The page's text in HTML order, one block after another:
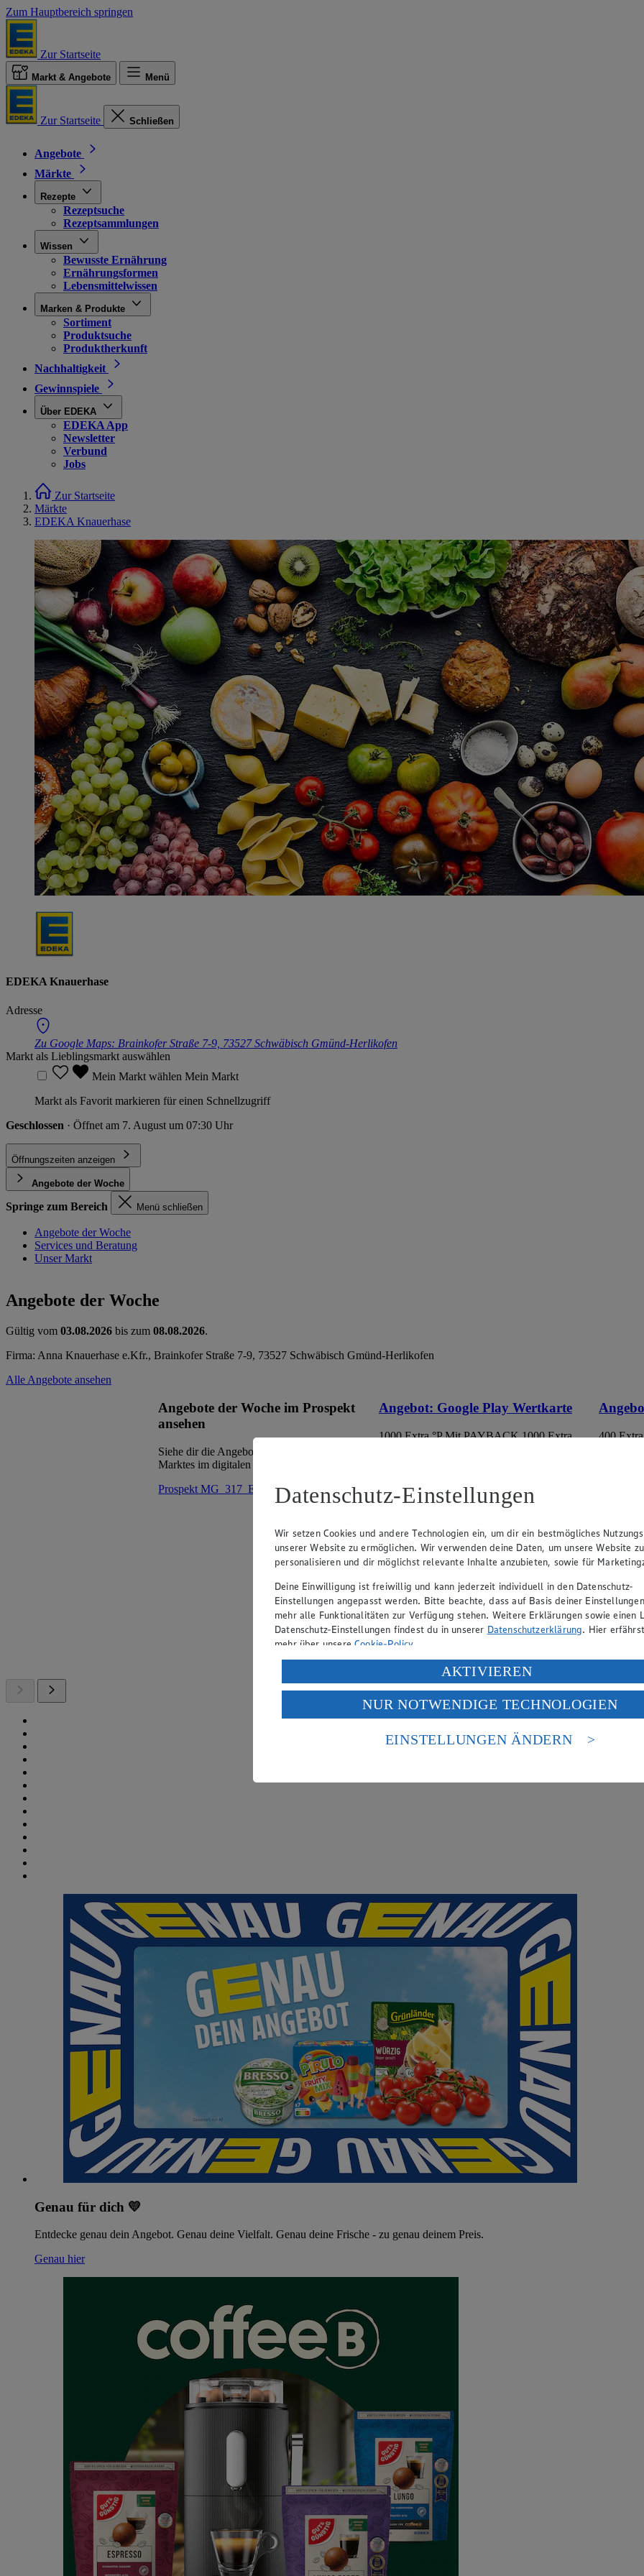
Zum Hauptbereich springen
Zur Startseite
Markt & Angebote Menü
Zur Startseite Schließen
Angebote
Märkte
Rezepte
Rezeptsuche
Rezeptsammlungen
Wissen
Bewusste Ernährung
Ernährungsformen
Lebensmittelwissen
Marken & Produkte
Sortiment
Produktsuche
Produktherkunft
Nachhaltigkeit
Gewinnspiele
Über EDEKA
EDEKA App
Newsletter
Verbund
Jobs
Zur Startseite
Märkte
EDEKA Knauerhase
EDEKA Knauerhase
Adresse
Zu Google Maps: Brainkofer Straße 7-9, 73527 Schwäbisch Gmünd-Herlikofen
Markt als Lieblingsmarkt auswählen
Mein Markt wählen Mein Markt
Markt als Favorit markieren für einen Schnellzugriff
Geschlossen · Öffnet am 7. August um 07:30 Uhr
Öffnungszeiten anzeigen
Angebote der Woche
Springe zum Bereich Menü schließen
Angebote der Woche
Services und Beratung
Unser Markt
Angebote der Woche
Gültig vom 03.08.2026 bis zum 08.08.2026.
Firma: Anna Knauerhase e.Kfr., Brainkofer Straße 7-9, 73527 Schwäbisch Gmünd-Herlikofen
Alle Angebote ansehen
Angebote der Woche im Prospekt
ansehen
Siehe dir die Angebote der Woche deines
Marktes im digitalen Blätterkatalog an.
Prospekt MG_317_ED im Browser
Ansehen
Angebot: Google Play Wertkarte
1000 Extra °P Mit PAYBACK 1000 Extra
• Nur in teilnehmenden Märkten erhältlich
400 Extra
• Nur in
Genau für dich 💛
Entdecke genau dein Angebot. Genau deine Vielfalt. Genau deine Frische - zu genau deinem Preis.
Genau hier
Datenschutz-Einstellungen
Wir setzen Cookies und andere Technologien ein, um dir ein bestmögliches
unserer Website zu ermöglichen. Wir verwenden deine Daten, um unsere Website zu
personalisieren und dir möglichst relevante Inhalte anzubieten, sowie für
Deine Einwilligung ist freiwillig und kann jederzeit individuell in den Datenschutz-
Einstellungen angepasst werden. Bitte beachte, dass auf Basis deiner
mehr alle Funktionalitäten zur Verfügung stehen. Weitere Erklärungen sowie einen
Datenschutz-Einstellungen findest du in unserer Datenschutzerklärung. Hier
mehr über unsereCookie-Policy.
Verarbeitung deiner personenbezogenen Daten in den USA durch Facebook und
Wenn du auf „Aktivieren“ klickst, willigst du im Sinne des Art. 49 Abs. 1 Satz 1 lit.
ein, dass deine Daten in den USA verarbeitet werden. Der EuGH sieht die USA als
einem nach europäischen Standards nicht angemessenen Datenschutzniveau an. Es
Risiko eines Zugriffs durch US-amerikanische Behörden.
AKTIVIEREN
NUR NOTWENDIGE TECHNOLOGIEN
EINSTELLUNGEN ÄNDERN